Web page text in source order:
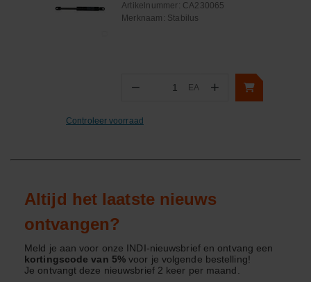
Artikelnummer: CA230065
Merknaam: Stabilus
− Aantal
EA +
Controleer voorraad
Altijd het laatste nieuws
ontvangen?
Meld je aan voor onze INDI-nieuwsbrief en ontvang een
kortingscode van 5%voor je volgende bestelling!
Je ontvangt deze nieuwsbrief 2 keer per maand.